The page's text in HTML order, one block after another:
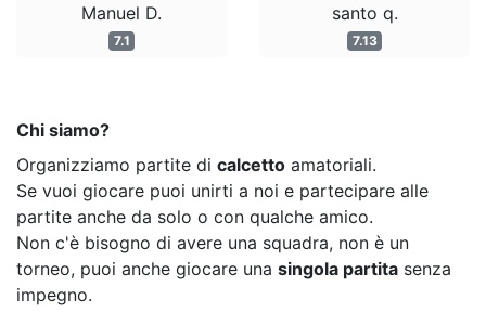
Manuel D.
7.1
santo q.
7.13
Chi siamo?
Organizziamo partite di calcetto amatoriali.
Se vuoi giocare puoi unirti a noi e partecipare alle
partite anche da solo o con qualche amico.
Non c'è bisogno di avere una squadra, non è un
torneo, puoi anche giocare una singola partita senza
impegno.